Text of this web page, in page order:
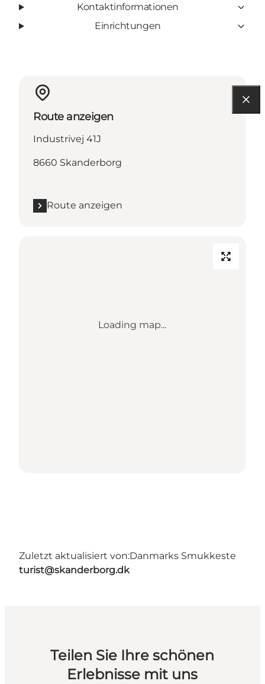
Kontaktinformationen
Einrichtungen
Route anzeigen
Industrivej 41J
8660 Skanderborg
Route anzeigen
Loading map...
Zuletzt aktualisiert von:Danmarks Smukkeste
turist@skanderborg.dk
Teilen Sie Ihre schönen
Erlebnisse mit uns